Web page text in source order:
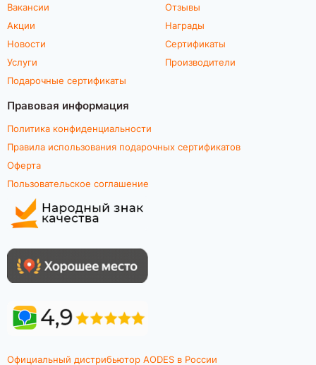
Вакансии
Акции
Новости
Услуги
Подарочные сертификаты
Отзывы
Награды
Сертификаты
Производители
Правовая информация
Политика конфиденциальности
Правила использования подарочных сертификатов
Оферта
Пользовательское соглашение
Официальный дистрибьютор AODES в России